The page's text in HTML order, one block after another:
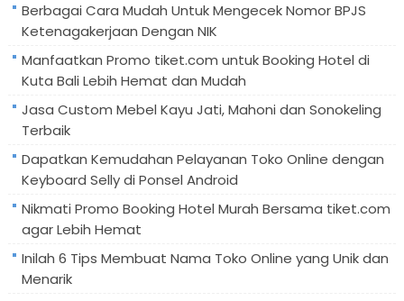
Berbagai Cara Mudah Untuk Mengecek Nomor BPJS
Ketenagakerjaan Dengan NIK
Manfaatkan Promo tiket.com untuk Booking Hotel di
Kuta Bali Lebih Hemat dan Mudah
Jasa Custom Mebel Kayu Jati, Mahoni dan Sonokeling
Terbaik
Dapatkan Kemudahan Pelayanan Toko Online dengan
Keyboard Selly di Ponsel Android
Nikmati Promo Booking Hotel Murah Bersama tiket.com
agar Lebih Hemat
Inilah 6 Tips Membuat Nama Toko Online yang Unik dan
Menarik